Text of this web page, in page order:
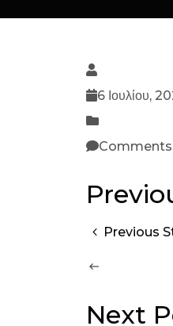
6 Ιουλίου,
Previous
Next